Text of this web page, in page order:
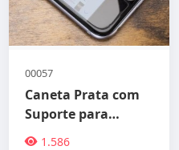
00057
Caneta Prata com
Suporte para
Celular e Touch
1.586